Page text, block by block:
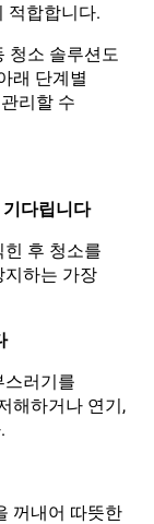
적합합니다.
청소 솔루션도
래 단계별
리할 수
다립니다
후 청소를
지하는 가장
스러기를
해하거나 연기,
꺼내어 따뜻한